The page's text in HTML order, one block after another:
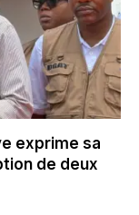
exprime sa
de deux